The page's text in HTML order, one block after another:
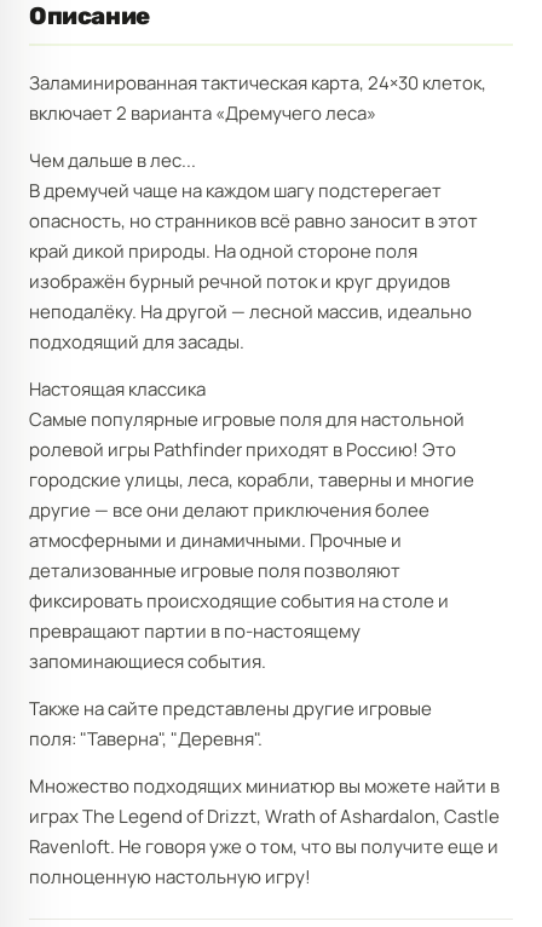
Описание
Заламинированная тактическая карта, 24×30 клеток,
включает 2 варианта «Дремучего леса»
Чем дальше в лес...
В дремучей чаще на каждом шагу подстерегает
опасность, но странников всё равно заносит в этот
край дикой природы. На одной стороне поля
изображён бурный речной поток и круг друидов
неподалёку. На другой — лесной массив, идеально
подходящий для засады.
Настоящая классика
Самые популярные игровые поля для настольной
ролевой игры Pathfinder приходят в Россию! Это
городские улицы, леса, корабли, таверны и многие
другие — все они делают приключения более
атмосферными и динамичными. Прочные и
детализованные игровые поля позволяют
фиксировать происходящие события на столе и
превращают партии в по-настоящему
запоминающиеся события.
Также на сайте представлены другие игровые
поля: "Таверна", "Деревня".
Множество подходящих миниатюр вы можете найти в
играх The Legend of Drizzt, Wrath of Ashardalon, Castle
Ravenloft. Не говоря уже о том, что вы получите еще и
полноценную настольную игру!